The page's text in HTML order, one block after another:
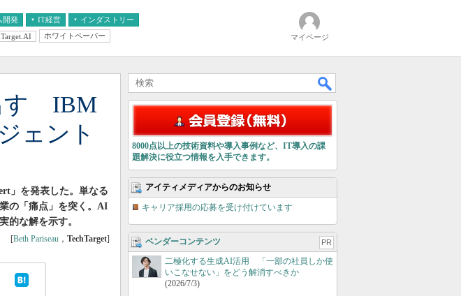
開発 IT経営 インダストリー
ホワイトペーパー マイページ
す IBM
ェント
」を発表した。単なる
の「痛点」を突く。AI
的な解を示す。
[Beth Pariseau ， TechTarget]
8000点以上の技術資料や導入事例など、IT導入の課
題解決に役立つ情報を入手できます。
アイティメディアからのお知らせ
キャリア採用の応募を受け付けています
ベンダーコンテンツ PR
二極化する生成AI活用 「一部の社員しか使
いこなせない」をどう解消すべきか
(2026/7/3)